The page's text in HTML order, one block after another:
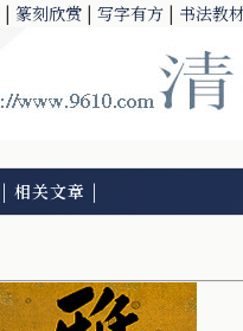
| 篆刻欣赏 | 写字有方 | 书法教
| 相关文章 |